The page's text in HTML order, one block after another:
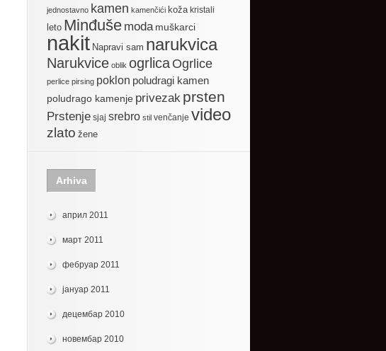
jednostavno kamen kamenčići koža kristali
leto Minđuše moda muškarci
nakit Napravi sam narukvica
Narukvice oblik ogrlicaOgrlice
perlice pirsing poklon poludragi kamen
poludrago kamenje privezak prsten
Prstenje sjaj srebro stil venčanje video
zlato žene
Arhiva
април 2011
март 2011
фебруар 2011
јануар 2011
децембар 2010
новембар 2010